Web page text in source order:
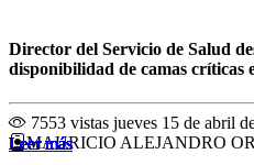
Leer más
Leer más
Director del Servicio de Salud
disponibilidad de camas críticas
7553 vistas jueves 15 de abril
MAURICIO ALEJANDRO
Leer más
Leer más
Leer más
Leer más
Leer más
Leer más
Leer más
Leer más
Leer más
Leer más